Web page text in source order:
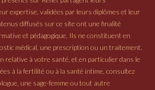
expertise, validées par leurs diplômes et leur
diffusés sur ce site ont une finalité
et pédagogique. Ils ne constituent en
médical, une prescription ou un traitement.
relative à votre santé, et en particulier dans le
à la fertilité ou à la santé intime, consultez
une sage-femme ou tout autre